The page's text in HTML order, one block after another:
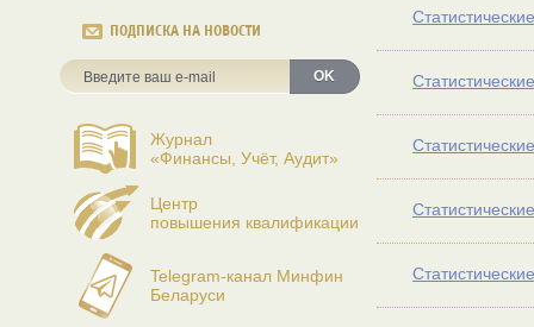
ПОДПИСКА НА НОВОСТИ
OK
Журнал
«Финансы, Учёт, Аудит»
Центр
повышения квалификации
Telegram-канал Минфин
Беларуси